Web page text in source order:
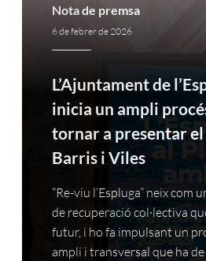
Nota de premsa
6 de febrer de 2026
L’Ajuntament de
inicia un ampli
tornar a presentar
Barris i Viles
“Re-viu l’Espluga” neix com
de recuperació col·lectiva
futur, i ho fa impulsant un
ampli i transversal que ha